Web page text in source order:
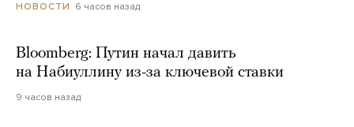
НОВОСТИ 6 часов назад
Bloomberg: Путин начал давить
на Набиуллину из-за ключевой ставки
9 часов назад